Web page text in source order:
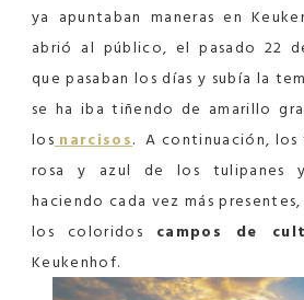
ya apuntaban maneras en
abrió al público, el pasado 22
que pasaban los días y subía la
se ha iba tiñendo de amarillo
los narcisos. A continuación,
rosa y azul de los tulipanes
haciendo cada vez más
los coloridos campos de
Keukenhof.